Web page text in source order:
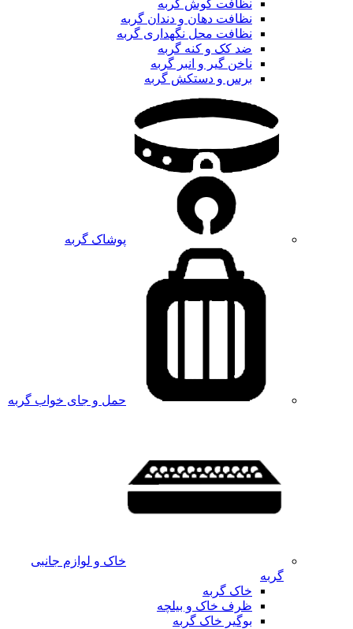
نظافت گوش گربه
نظافت دهان و دندان گربه
نظافت محل نگهداری گربه
ضد کک و کنه گربه
ناخن گیر و انبر گربه
برس و دستکش گربه
پوشاک گربه
حمل و جای خواب گربه
خاک و لوازم جانبی
گربه
خاک گربه
ظرف خاک و بیلچه
بوگیر خاک گربه